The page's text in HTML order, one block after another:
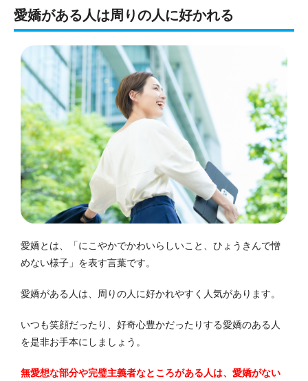
愛嬌がある人は周りの人に好かれる
愛嬌とは、「にこやかでかわいらしいこと、ひょうきんで憎
めない様子」を表す言葉です。
愛嬌がある人は、周りの人に好かれやすく人気があります。
いつも笑顔だったり、好奇心豊かだったりする愛嬌のある人
を是非お手本にしましょう。
無愛想な部分や完璧主義者なところがある人は、愛嬌がない